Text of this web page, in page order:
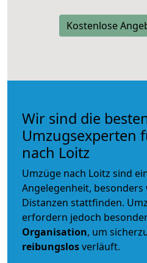
Kostenlose
Wir sind die
Umzugsexperten
nach Loitz
Umzüge nach Loitz sind
Angelegenheit,
Distanzen stattfinden.
erfordern jedoch
Organisation, um
reibungslosverläuft.